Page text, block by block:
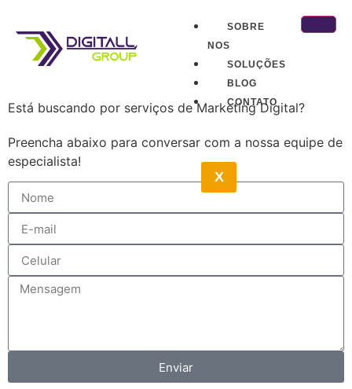
SOBRE
NOS
SOLUÇÕES
BLOG
CONTATO
X
Está buscando por serviços de Marketing Digital?
Preencha abaixo para conversar com a nossa equipe de
especialista!
Enviar